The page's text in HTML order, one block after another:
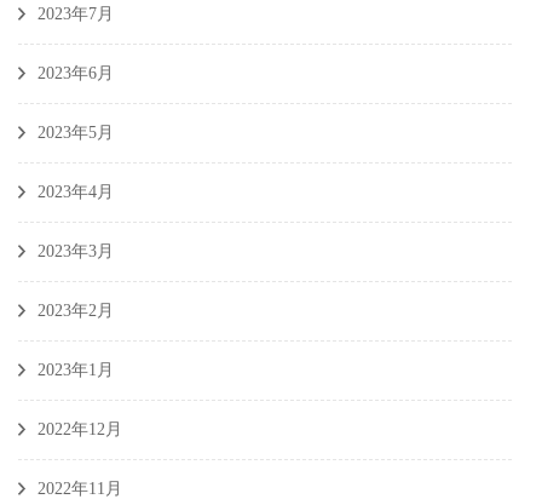
2023年7月
2023年6月
2023年5月
2023年4月
2023年3月
2023年2月
2023年1月
2022年12月
2022年11月